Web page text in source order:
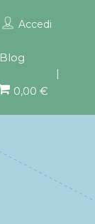
Accedi
Blog
0,00 €